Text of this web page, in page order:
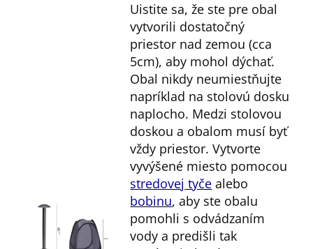
Uistite sa, že ste pre obal
vytvorili dostatočný
priestor nad zemou (cca
5cm), aby mohol dýchať.
Obal nikdy neumiestňujte
napríklad na stolovú dosku
naplocho. Medzi stolovou
doskou a obalom musí byť
vždy priestor. Vytvorte
vyvýšené miesto pomocou
stredovej tyče alebo
bobinu, aby ste obalu
pomohli s odvádzaním
vody a predišli tak